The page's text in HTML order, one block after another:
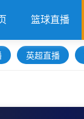
篮球直播
英超直播